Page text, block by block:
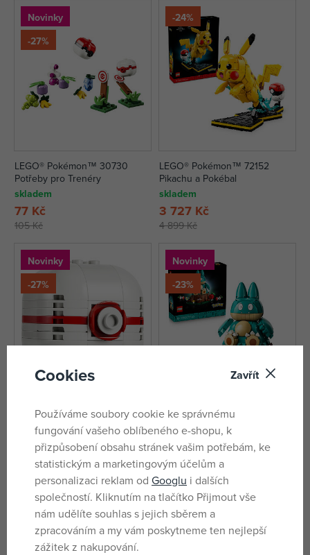
Novinky
-27%
LEGO® Pokémon™ 30730
Potřeby pro Trenéry
skladem
105 Kč
77 Kč
-24%
LEGO® Pokémon™ 72152
Pikachu a Pokébal
skladem
4 899 Kč
3 727 Kč
Novinky
-27%
LEGO® Pokémon™ 30729
Prémioball
skladem
105 Kč
77 Kč
Novinky
-23%
LEGO® Pokémon™ 72150
Munchlax
není skladem
1 679 Kč
1 290 Kč
Novinky
-23%
Cookies Zavřít
Používáme soubory cookie ke správnému
fungování vašeho oblíbeného e-shopu, k
přizpůsobení obsahu stránek vašim potřebám, ke
statistickým a marketingovým účelům a
personalizaci reklam od Googlu i dalších
společností. Kliknutím na tlačítko Přijmout vše
nám udělíte souhlas s jejich sběrem a
zpracováním a my vám poskytneme ten nejlepší
zážitek z nakupování.